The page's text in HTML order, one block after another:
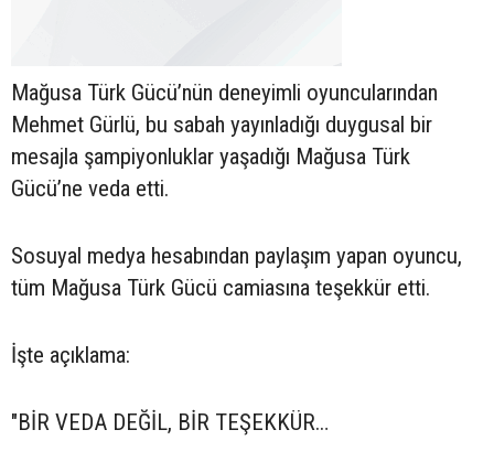
Mağusa Türk Gücü’nün deneyimli oyuncularından
Mehmet Gürlü, bu sabah yayınladığı duygusal bir
mesajla şampiyonluklar yaşadığı Mağusa Türk
Gücü’ne veda etti.
Sosuyal medya hesabından paylaşım yapan oyuncu,
tüm Mağusa Türk Gücü camiasına teşekkür etti.
İşte açıklama:
"BİR VEDA DEĞİL, BİR TEŞEKKÜR…